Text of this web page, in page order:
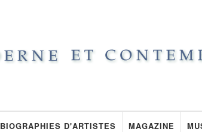
BIOGRAPHIES D'ARTISTES MAGAZINE